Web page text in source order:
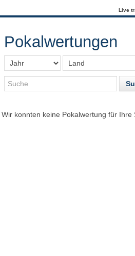
Live
Pokalwertungen
Wir konnten keine Pokalwertung für Ihre